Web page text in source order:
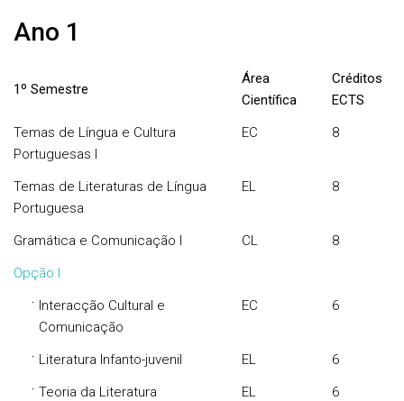
Ano 1
1º Semestre
Área
Científica
Créditos
ECTS
Temas de Língua e Cultura
Portuguesas I
EC 8
Temas de Literaturas de Língua
Portuguesa
EL 8
Gramática e Comunicação I CL
8
Opção I
· Interacção Cultural e
Comunicação
EC 6
· Literatura Infanto-juvenil EL 6
· Teoria da Literatura EL 6